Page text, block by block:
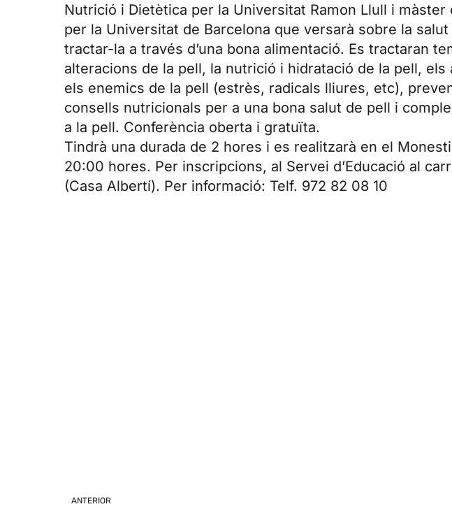
Nutrició i Dietètica per la Universitat Ramon Llull i màster
per la Universitat de Barcelona que versarà sobre la
tractar-la a través d’una bona alimentació. Es tractaran
alteracions de la pell, la nutrició i hidratació de la pell, els
els enemics de la pell (estrès, radicals lliures, etc),
consells nutricionals per a una bona salut de pell i
a la pell. Conferència oberta i gratuïta.
Tindrà una durada de 2 hores i es realitzarà en el
20:00 hores. Per inscripcions, al Servei d’Educació al
(Casa Albertí). Per informació: Telf. 972 82 08 10
ANTERIOR